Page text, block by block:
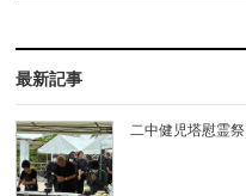
最新記事
二中健児塔慰霊祭